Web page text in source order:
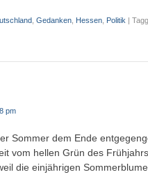
Gedanken Hessen Politik |
pm
Sommer dem Ende
vom hellen Grün des
die einjährigen